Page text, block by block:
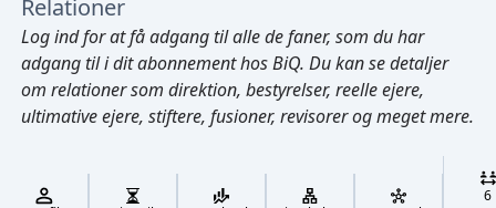
Cmd/Ctrl + K
Relationer
Log indfor at få adgang til alle de faner, som du har
adgang til i dit abonnement hos BiQ. Du kan se detaljer
om relationer som direktion, bestyrelser, reelle ejere,
ultimative ejere, stiftere, fusioner, revisorer og meget mere.
6